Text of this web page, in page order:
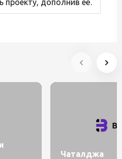
дополнив её.
Чаталджа